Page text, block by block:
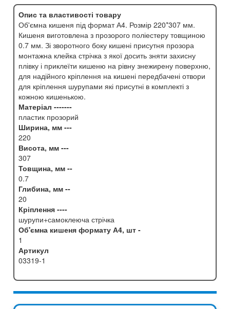
Опис та властивості товару
Об'ємна кишеня під формат А4. Розмір 220*307 мм.
Кишеня виготовлена з прозорого поліестеру товщиною
0.7 мм. Зі зворотного боку кишені присутня прозора
монтажна клейка стрічка з якої досить зняти захисну
плівку і приклеїти кишеню на рівну знежирену поверхню,
для надійного кріплення на кишені передбачені отвори
для кріплення шурупами які присутні в комплекті з
кожною кишенькою.
Матеріал -------
пластик прозорий
Ширина, мм ---
220
Висота, мм ---
307
Товщина, мм --
0.7
Глибина, мм --
20
Кріплення ----
шурупи+самоклеюча стрічка
Об'ємна кишеня формату А4, шт -
1
Артикул
03319-1